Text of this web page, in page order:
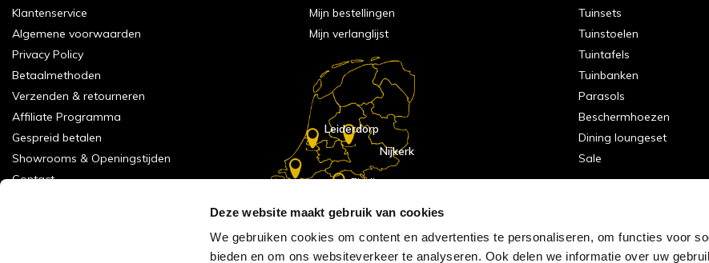
Deze website maakt gebruik van cookies
We gebruiken cookies om content en advertenties te personaliseren, om functies voor
bieden en om ons websiteverkeer te analyseren. Ook delen we informatie over uw
Klantenservice
Algemene voorwaarden
Privacy Policy
Betaalmethoden
Verzenden & retourneren
Affiliate Programma
Gespreid betalen
Showrooms & Openingstijden
Contact
Mijn bestellingen
Mijn verlanglijst
Eindhoven
Nijkerk
Leiderdorp
Tuinsets
Tuinstoelen
Tuintafels
Tuinbanken
Parasols
Beschermhoezen
Dining loungeset
Sale